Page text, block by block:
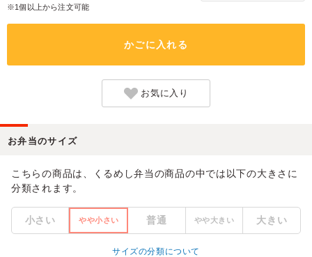
※1個以上から注文可能
かごに入れる
お気に入り
お弁当のサイズ
こちらの商品は、くるめし弁当の商品の中では以下の大きさに
分類されます。
小さい やや小さい 普通 やや大きい 大きい
サイズの分類について